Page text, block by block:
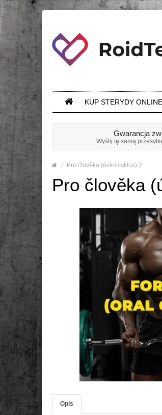
KUP STERYDY ONLINE
Gwarancja
Wyślij tę samą
Pro člověka (ústní cyklus) 2
Pro člověka
Opis